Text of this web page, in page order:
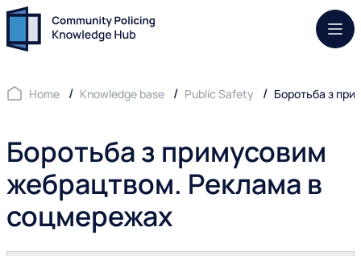
Home Knowledge base Public Safety Боротьба з
Боротьба з примусовим
жебрацтвом. Реклама в
соцмережах